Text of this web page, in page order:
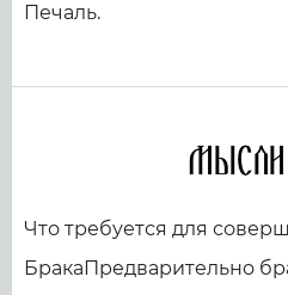
Печаль.
Что требуется для
БракаПредварительно